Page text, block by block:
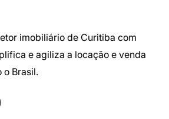
imobiliário de Curitiba com
e agiliza a locação e venda
o Brasil.